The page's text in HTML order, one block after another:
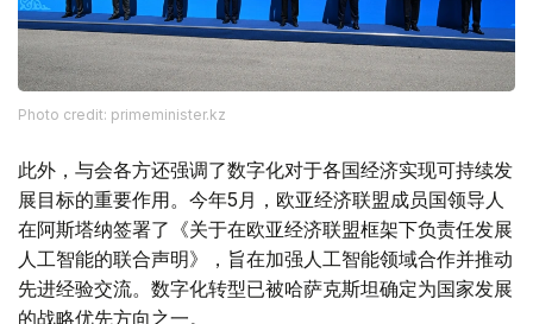
Photo credit: primeminister.kz
此外，与会各方还强调了数字化对于各国经济实现可持续发
展目标的重要作用。今年5月，欧亚经济联盟成员国领导人
在阿斯塔纳签署了《关于在欧亚经济联盟框架下负责任发展
人工智能的联合声明》，旨在加强人工智能领域合作并推动
先进经验交流。数字化转型已被哈萨克斯坦确定为国家发展
的战略优先方向之一。